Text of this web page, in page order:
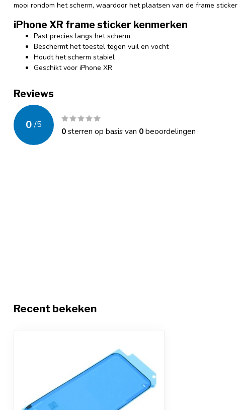
mooi rondom het scherm, waardoor het plaatsen van de frame
iPhone XR frame sticker kenmerken
Past precies langs het scherm
Beschermt het toestel tegen vuil en vocht
Houdt het scherm stabiel
Geschikt voor iPhone XR
Reviews
0 /5
0sterren op basis van 0beoordelingen
Recent bekeken